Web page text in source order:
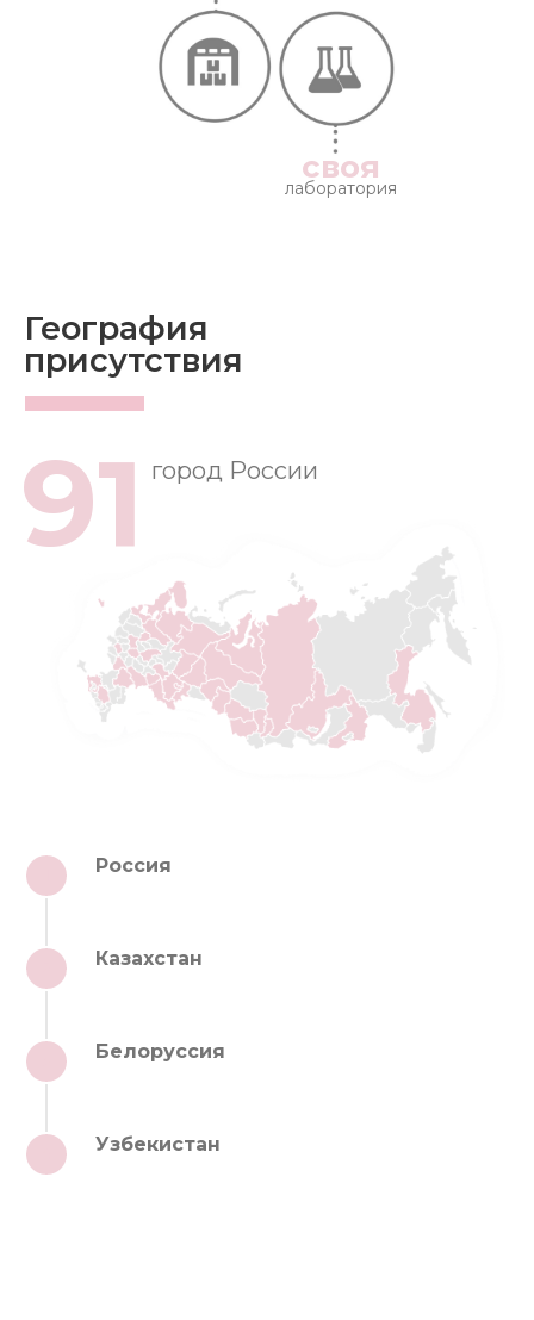
своя
лаборатория
91 город России
География
присутствия
Россия
Казахстан
Белоруссия
Узбекистан